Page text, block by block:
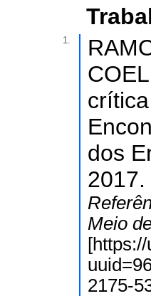
1.
dos
2017.
Meio
2175-